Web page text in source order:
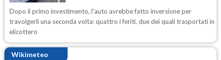
Dopo il primo investimento, l'auto avrebbe fatto inversione per
travolgerli una seconda volta: quattro i feriti, due dei quali trasportati in
elicottero
Wikimeteo